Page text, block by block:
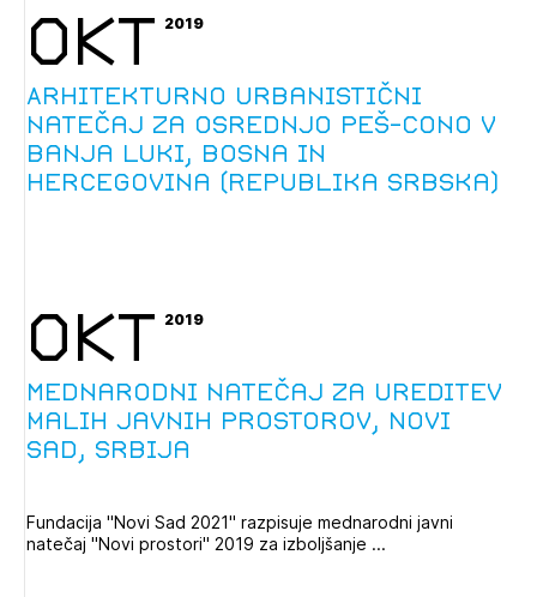
OKT 2019
Arhitekturno urbanistični
natečaj za osrednjo peš-cono v
Banja Luki, Bosna in
Hercegovina (Republika Srbska)
OKT 2019
Mednarodni natečaj za ureditev
malih javnih prostorov, Novi
Sad, Srbija
Fundacija "Novi Sad 2021" razpisuje mednarodni javni
natečaj "Novi prostori" 2019 za izboljšanje ...